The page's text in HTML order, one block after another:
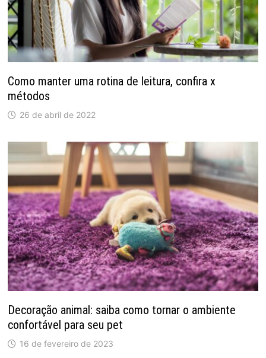
Como manter uma rotina de leitura, confira x
métodos
26 de abril de 2022
Decoração animal: saiba como tornar o ambiente
confortável para seu pet
16 de fevereiro de 2023